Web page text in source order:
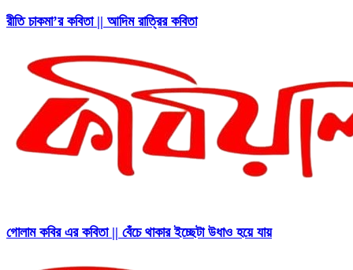
রীতি চাকমা’র কবিতা || আদিম রাত্রির কবিতা
গোলাম কবির এর কবিতা || বেঁচে থাকার ইচ্ছেটা উধাও হয়ে যায়